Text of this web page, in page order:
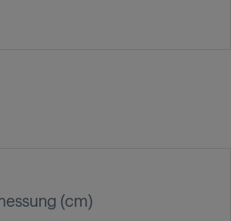
(cm)